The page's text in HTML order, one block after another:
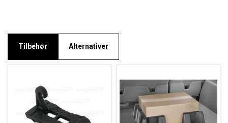
Tilbehør Alternativer